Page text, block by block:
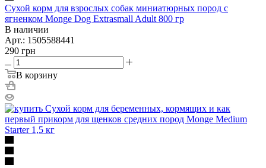
Сухой корм для взрослых собак миниатюрных пород с
ягненком Monge Dog Extrasmall Adult 800 гр
В наличии
Арт.: 1505588441
290 грн
В корзину